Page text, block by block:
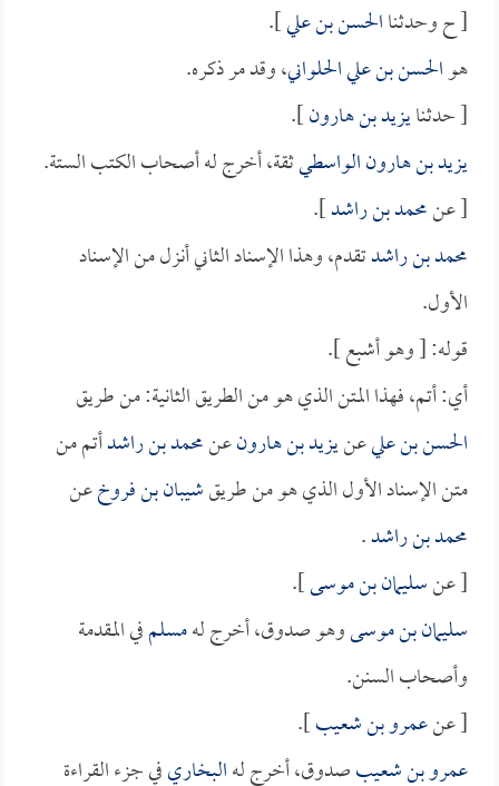
[ ح وحدثناالحسن بن علي].
هوالحسن بن علي الحلواني، وقد مر ذكره.
[ حدثنايزيد بن هارون].
يزيد بن هارون الواسطيثقة، أخرج له أصحاب الكتب الستة.
[ عنمحمد بن راشد].
محمد بن راشدتقدم، وهذا الإسناد الثاني أنزل من الإسناد
الأول.
قوله: [ وهو أشبع ].
أي: أتم، فهذا المتن الذي هو من الطريق الثانية: من طريق
الحسن بن عليعنيزيد بن هارونعنمحمد بن راشدأتم من
متن الإسناد الأول الذي هو من طريقشيبان بن فروخعن
محمد بن راشد.
[ عنسليمان بن موسى].
سليمان بن موسىوهو صدوق، أخرج لهمسلمفي المقدمة
وأصحاب السنن.
[ عنعمرو بن شعيب].
عمرو بن شعيبصدوق، أخرج لهالبخاريفي جزء القراءة